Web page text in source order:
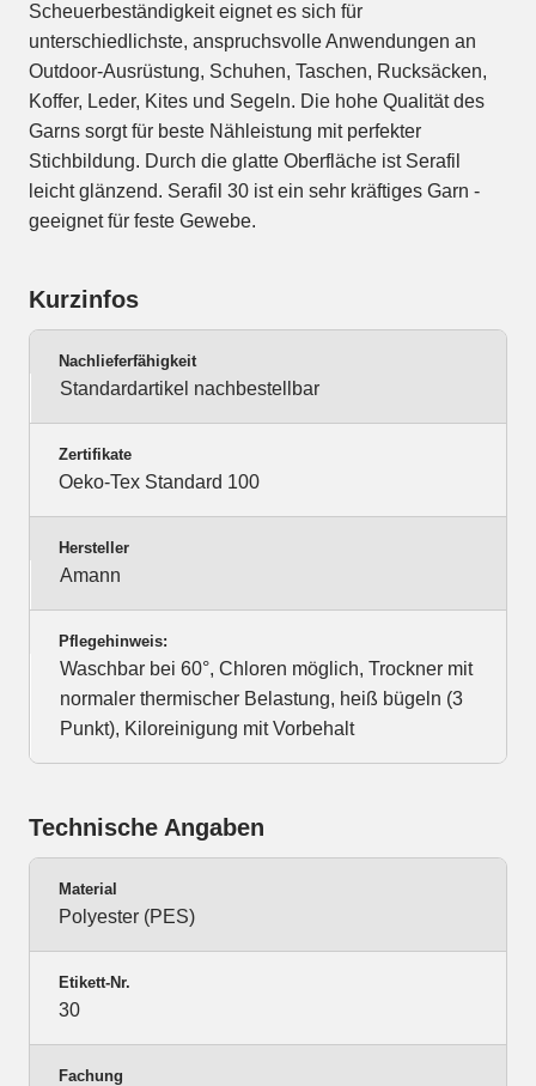
Scheuerbeständigkeit eignet es sich für
unterschiedlichste, anspruchsvolle Anwendungen an
Outdoor-Ausrüstung, Schuhen, Taschen, Rucksäcken,
Koffer, Leder, Kites und Segeln. Die hohe Qualität des
Garns sorgt für beste Nähleistung mit perfekter
Stichbildung. Durch die glatte Oberfläche ist Serafil
leicht glänzend. Serafil 30 ist ein sehr kräftiges Garn -
geeignet für feste Gewebe.
Kurzinfos
Nachlieferfähigkeit
Standardartikel nachbestellbar
Zertifikate
Oeko-Tex Standard 100
Hersteller
Amann
Pflegehinweis:
Waschbar bei 60°, Chloren möglich, Trockner mit
normaler thermischer Belastung, heiß bügeln (3
Punkt), Kiloreinigung mit Vorbehalt
Technische Angaben
Material
Polyester (PES)
Etikett-Nr.
30
Fachung